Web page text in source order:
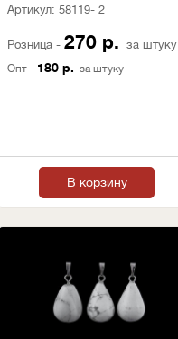
Артикул: 58119- 2
Розница - 270 р. за штуку
Опт - 180 р. за штуку
В корзину